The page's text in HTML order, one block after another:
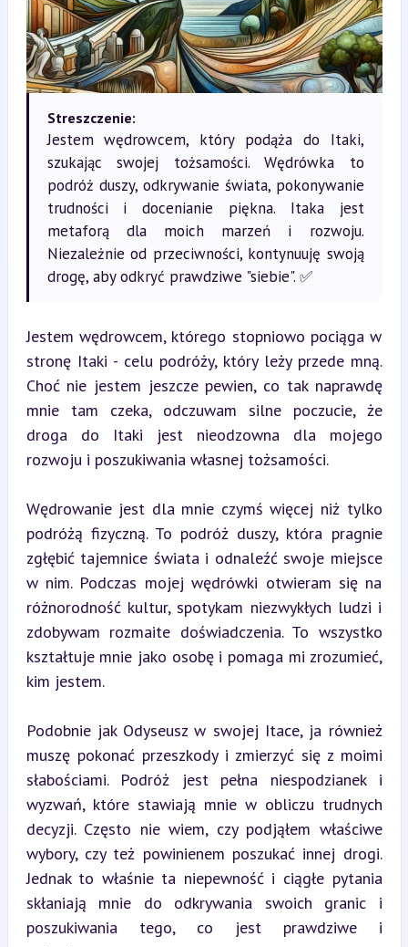
Streszczenie:
Jestem wędrowcem, który podąża do Itaki,
szukając swojej tożsamości. Wędrówka to
podróż duszy, odkrywanie świata, pokonywanie
trudności i docenianie piękna. Itaka jest
metaforą dla moich marzeń i rozwoju.
Niezależnie od przeciwności, kontynuuję swoją
drogę, aby odkryć prawdziwe "siebie". ✅
Jestem wędrowcem, którego stopniowo pociąga w
stronę Itaki - celu podróży, który leży przede mną.
Choć nie jestem jeszcze pewien, co tak naprawdę
mnie tam czeka, odczuwam silne poczucie, że
droga do Itaki jest nieodzowna dla mojego
rozwoju i poszukiwania własnej tożsamości.
Wędrowanie jest dla mnie czymś więcej niż tylko
podróżą fizyczną. To podróż duszy, która pragnie
zgłębić tajemnice świata i odnaleźć swoje miejsce
w nim. Podczas mojej wędrówki otwieram się na
różnorodność kultur, spotykam niezwykłych ludzi i
zdobywam rozmaite doświadczenia. To wszystko
kształtuje mnie jako osobę i pomaga mi zrozumieć,
kim jestem.
Podobnie jak Odyseusz w swojej Itace, ja również
muszę pokonać przeszkody i zmierzyć się z moimi
słabościami. Podróż jest pełna niespodzianek i
wyzwań, które stawiają mnie w obliczu trudnych
decyzji. Często nie wiem, czy podjąłem właściwe
wybory, czy też powinienem poszukać innej drogi.
Jednak to właśnie ta niepewność i ciągłe pytania
skłaniają mnie do odkrywania swoich granic i
poszukiwania tego, co jest prawdziwe i